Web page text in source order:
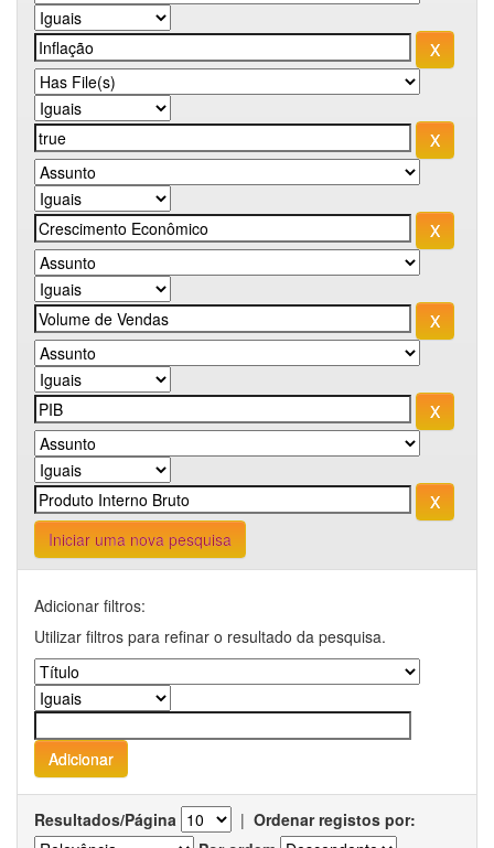
Iniciar uma nova pesquisa
Adicionar filtros:
Utilizar filtros para refinar o resultado da pesquisa.
Resultados/Página | Ordenar registos por: